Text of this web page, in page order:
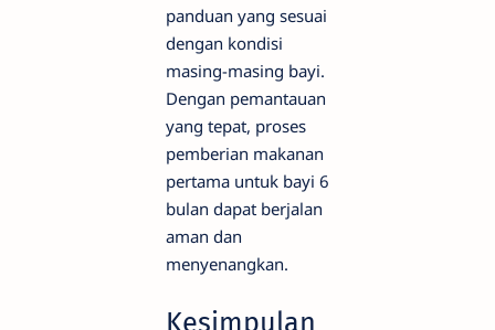
panduan yang sesuai
dengan kondisi
masing-masing bayi.
Dengan pemantauan
yang tepat, proses
pemberian makanan
pertama untuk bayi 6
bulan dapat berjalan
aman dan
menyenangkan.
Kesimpulan